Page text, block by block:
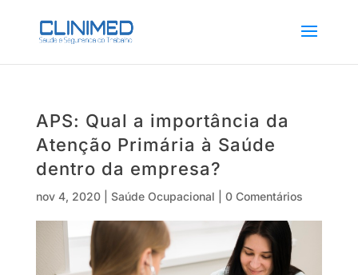
APS: Qual a importância da
Atenção Primária à Saúde
dentro da empresa?
nov 4, 2020| Saúde Ocupacional 0 Comentários